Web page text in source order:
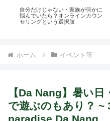
自分だけじゃない・家族が何かに
悩んでいたら？オンラインカウン
セリングという選択肢
ホーム イベント等
【Da Nang】暑い
で遊ぶのもあり？